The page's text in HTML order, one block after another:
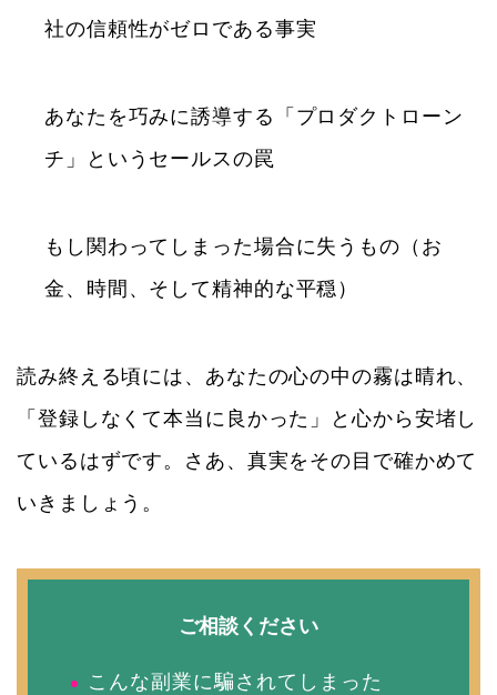
社の信頼性がゼロである事実
あなたを巧みに誘導する「プロダクトローン
チ」というセールスの罠
もし関わってしまった場合に失うもの（お
金、時間、そして精神的な平穏）
読み終える頃には、あなたの心の中の霧は晴れ、
「登録しなくて本当に良かった」と心から安堵し
ているはずです。さあ、真実をその目で確かめて
いきましょう。
ご相談ください
こんな副業に騙されてしまった